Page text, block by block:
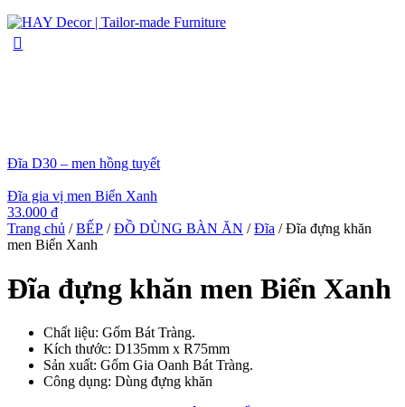
Đĩa D30 – men hồng tuyết
Đĩa gia vị men Biển Xanh
33.000 ₫
Trang chủ /BẾP /ĐỒ DÙNG BÀN ĂN /Đĩa / Đĩa đựng khăn
men Biển Xanh
Đĩa đựng khăn men Biển Xanh
Chất liệu: Gốm Bát Tràng.
Kích thước: D135mm x R75mm
Sản xuất: Gốm Gia Oanh Bát Tràng.
Công dụng: Dùng đựng khăn